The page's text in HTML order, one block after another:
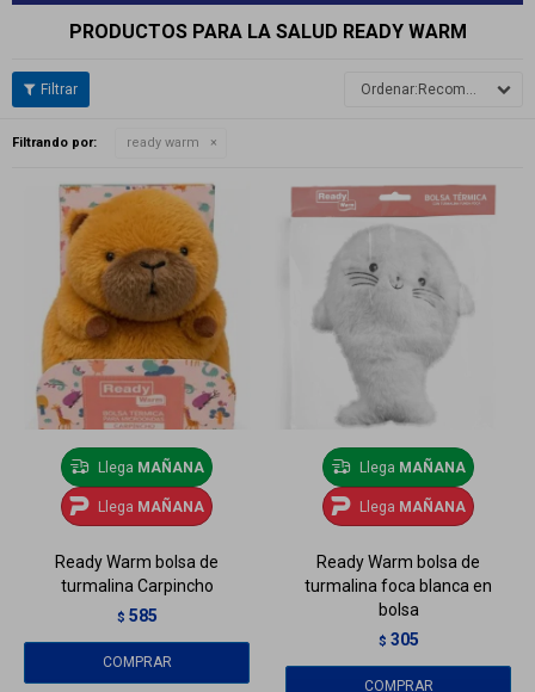
PRODUCTOS PARA LA SALUD READY WARM
Recomendados
Filtrando por: ready warm
Llega MAÑANA
Llega MAÑANA
Ready Warm bolsa de
turmalina Carpincho
$ 585
Llega MAÑANA
Llega MAÑANA
Ready Warm bolsa de
turmalina foca blanca en
bolsa
$ 305